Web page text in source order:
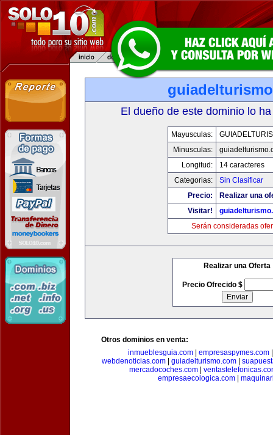
El dueño de este dominio lo
Mayusculas:
Minusculas:
Longitud:
14 caracteres
Categorias:
Sin Clasificar
Precio:
Realizar una
Visitar!
Serán consideradas
Realizar una Oferta
Precio Ofrecido $
Otros dominios en venta:
inmueblesguia.com| empresaspymes.com
webdenoticias.com
guiadelturismo.com
mercadocoches.com|
empresaecologica.com